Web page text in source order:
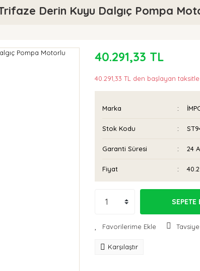
Derin Kuyu Dalgıç Pompa
40.291,33 TL
40.291,33 TL den başlayan
Marka
Stok Kodu
Garanti Süresi 24
Fiyat
SEPETE
Karşılaştır